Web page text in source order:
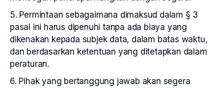
5. Permintaan sebagaimana dimaksud dalam § 3
pasal ini harus dipenuhi tanpa ada biaya yang
dikenakan kepada subjek data, dalam batas waktu,
dan berdasarkan ketentuan yang ditetapkan dalam
peraturan.
6. Pihak yang bertanggung jawab akan segera